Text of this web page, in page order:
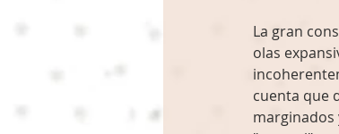
La gran
olas
cuenta que
marginados